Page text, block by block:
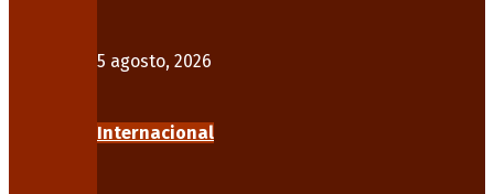
5 agosto, 2026
Internacional